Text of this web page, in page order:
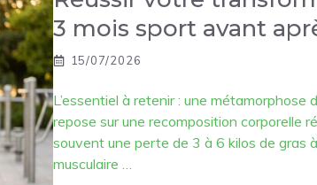
3 mois sport avant
15/07/2026
L’essentiel à retenir : une métamorphose
repose sur une recomposition corporelle
souvent une perte de 3 à 6 kilos de gras
musculaire …